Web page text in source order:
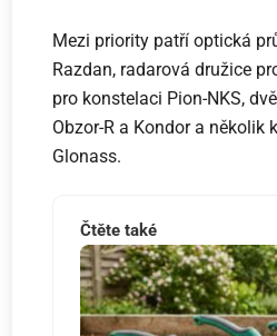
Mezi priority patří optická
Razdan, radarová družice
pro konstelaci Pion-NKS,
Obzor-R a Kondor a několik
Glonass.
Čtěte také